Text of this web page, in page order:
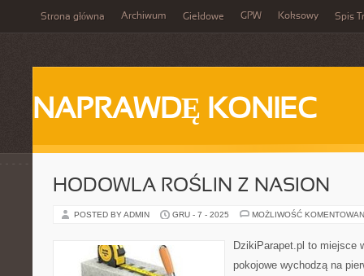
Strona główna Archiwum Giełdowe GPW Koksowy Spis
NAPRAWDĘ KONIEC
HODOWLA ROŚLIN Z NASION
POSTED BY ADMIN GRU - 7 - 2025 MOŻLIWOŚĆ
DzikiParapet.pl to miejsce
pokojowe wychodzą na